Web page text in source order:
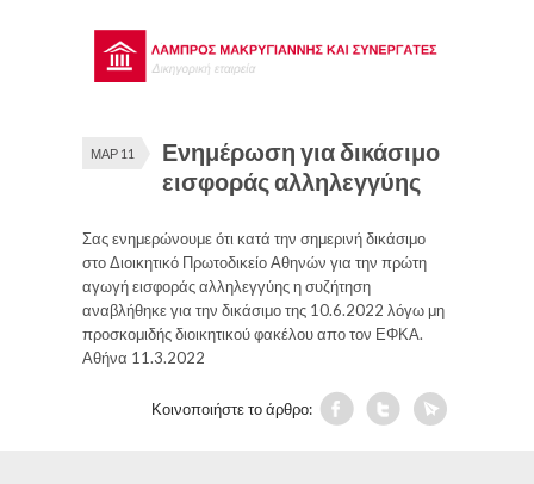
ΜΑΡ 11
Ενημέρωση για δικάσιμο
εισφοράς αλληλεγγύης
Σας ενημερώνουμε ότι κατά την σημερινή δικάσιμο
στο Διοικητικό Πρωτοδικείο Αθηνών για την πρώτη
αγωγή εισφοράς αλληλεγγύης η συζήτηση
αναβλήθηκε για την δικάσιμο της 10.6.2022 λόγω μη
προσκομιδής διοικητικού φακέλου απο τον ΕΦΚΑ.
Αθήνα 11.3.2022
Κοινοποιήστε το άρθρο: